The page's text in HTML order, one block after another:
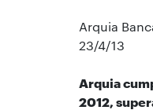
Arquia
23/4/13
Arquia
2012,